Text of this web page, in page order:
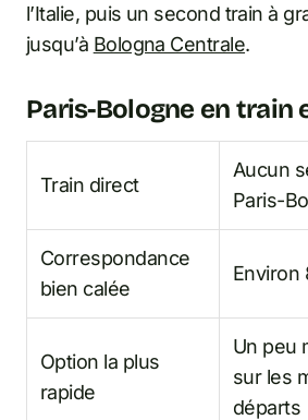
l’Italie, puis un second train à
jusqu’à Bologna Centrale.
Paris-Bologne en train
Train direct
Aucun
Paris-
Correspondance
bien calée
Environ
Option la plus
rapide
Un peu
sur les
départs